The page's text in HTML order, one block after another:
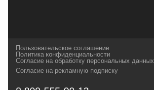
и взыскательных путешественников,
спортсменов и отдыхающих.
Пользовательское соглашение
Политика конфиденциальности
Согласие на обработку персональных данных
Согласие на рекламную подписку